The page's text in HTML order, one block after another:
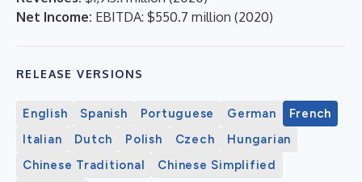
Net Income: EBITDA: $550.7 million (2020)
RELEASE VERSIONS
English Spanish Portuguese German
French
Italian
Dutch Polish Czech
Hungarian
Chinese Traditional
Chinese Simplified